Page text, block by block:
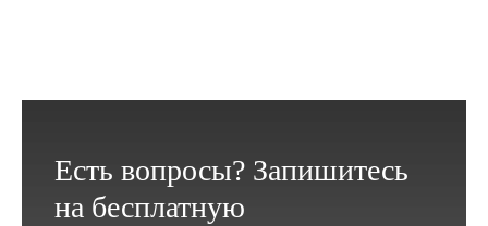
Есть вопросы? Запишитесь
на бесплатную